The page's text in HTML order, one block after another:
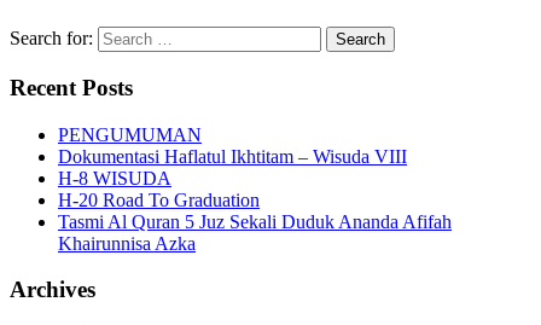
Search for:
Recent Posts
PENGUMUMAN
Dokumentasi Haflatul Ikhtitam – Wisuda VIII
H-8 WISUDA
H-20 Road To Graduation
Tasmi Al Quran 5 Juz Sekali Duduk Ananda Afifah
Khairunnisa Azka
Archives